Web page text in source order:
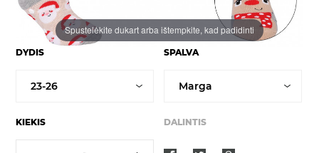
Spustelėkite dukart arba ištempkite, kad padidinti
DYDIS SPALVA
KIEKIS DALINTIS